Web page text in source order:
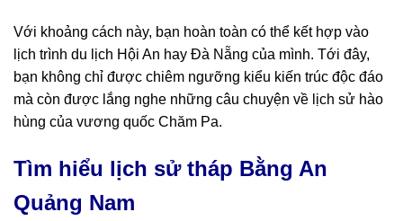
Với khoảng cách này, bạn hoàn toàn có thể kết hợp vào
lịch trình du lịch Hội An hay Đà Nẵng của mình. Tới đây,
bạn không chỉ được chiêm ngưỡng kiểu kiến trúc độc đáo
mà còn được lắng nghe những câu chuyện về lịch sử hào
hùng của vương quốc Chăm Pa.
Tìm hiểu lịch sử tháp Bằng An
Quảng Nam